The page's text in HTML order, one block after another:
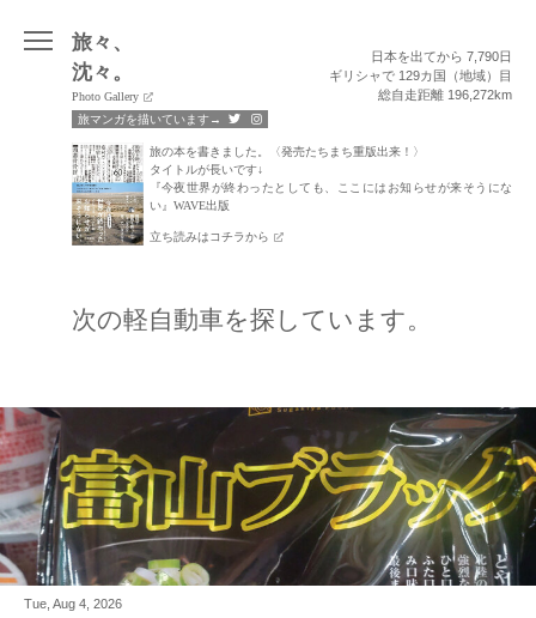
Skip
日本を出てから 7,790日
ギリシャで 129カ国（地域）目
総自走距離 196,272km
旅々、
沈々。
Photo Gallery
旅マンガを描いています→
旅の本を書きました。〈発売たちまち重版出来！〉
タイトルが長いです↓
『今夜世界が終わったとしても、ここにはお知らせが来そうにな
い』WAVE出版
立ち読みはコチラから
次の軽自動車を探しています。
Tue, Aug 4, 2026